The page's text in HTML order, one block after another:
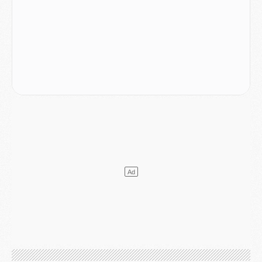
- [MAJ] Le PSG a fait une grosse offre à Parme pour Suzuki
Mercato- L'agent de Mika Godts confirme un accord avec le PSG